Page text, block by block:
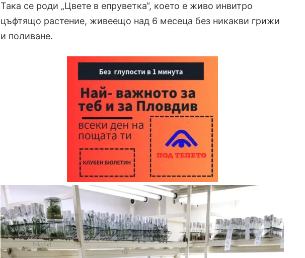
Така се роди „Цвете в епруветка“, което е живо инвитро
цъфтящо растение, живеещо над 6 месеца без никакви грижи
и поливане.